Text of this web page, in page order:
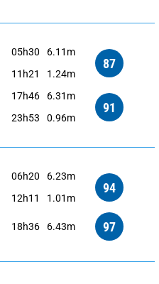
05h30
6.11m
11h21 1.24m
87
17h46
6.31m
23h53 0.96m
91
06h20
6.23m
12h11 1.01m
94
18h36 6.43m 97